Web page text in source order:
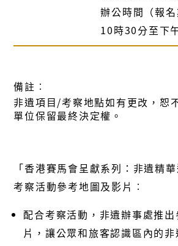
辦公時間（報
10時30分至下
備註︰
非遺項目/考察地點如有更改，恕
單位保留最終決定權。
「香港賽馬會呈獻系列：非遺精
考察活動參考地圖及影片︰
配合考察活動，非遺辦事處推
片，讓公眾和旅客認識區內的非